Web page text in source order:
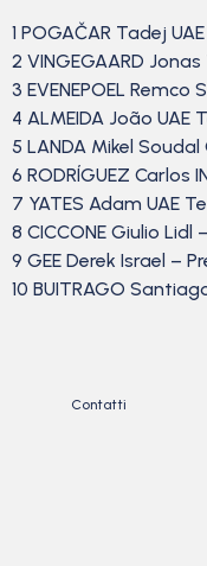
1 POGAČAR Tadej
2 VINGEGAARD
3 EVENEPOEL Remco
4 ALMEIDA João UAE
5 LANDA Mikel Soudal
6 RODRÍGUEZ Carlos
7 YATES Adam UAE
8 CICCONE Giulio Lidl
9 GEE Derek Israel –
10 BUITRAGO
Contatti